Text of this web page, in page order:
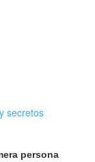
secretos
persona